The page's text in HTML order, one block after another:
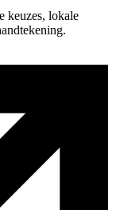
keuzes, lokale